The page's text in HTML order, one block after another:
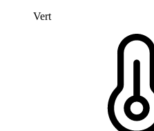
Vert